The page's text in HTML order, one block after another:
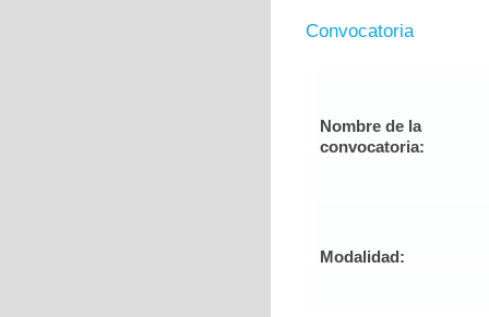
Convocatoria
Nombre de la
convocatoria:
Modalidad: